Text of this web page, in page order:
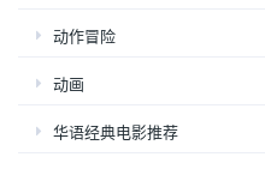
动作冒险
动画
华语经典电影推荐